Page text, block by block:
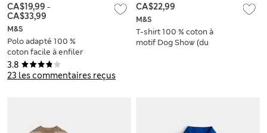
3.8
23 les commentaires reçus
M&S
Polo adapté 100 %
coton facile à enfiler
doté de la
technologie
CA$19,99 -
CA$33,99
M&S
T-shirt 100 % coton à
motif Dog Show (du
CA$22,99